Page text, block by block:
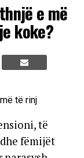
e më
koke?
të
fëmijët